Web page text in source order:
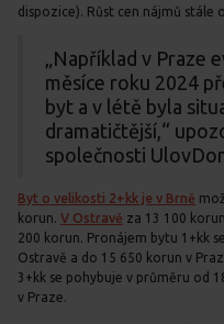
dispozice). Růst cen nájmů stále
„Například v Praze
měsíce roku 2024
byt a v létě byla
dramatičtější,“
společnosti
Byt o velikosti 2+kk je v Brně
korun. V Ostravě za 13 100
200 korun. Pronájem bytu 1+kk
Ostravě a do 15 650 korun v
3+kk se pohybuje v průměru od
v Praze.